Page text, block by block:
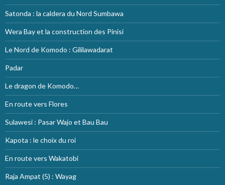
Satonda : la caldera du Nord Sumbawa
Wera Bay et la construction des Pinisi
Le Nord de Komodo : Gililawadarat
Padar
Le dragon de Komodo…
En route vers Flores
Sulawesi : Pasar Wajo et Bau Bau
Kapota : le choix du roi
En route vers Wakatobi
Raja Ampat (5) : Wayag